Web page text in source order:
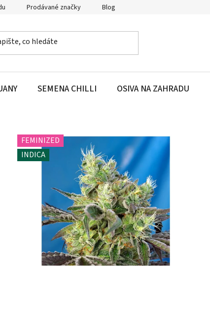
Prodávané značky Blog
SEMENA CHILLI OSIVA NA ZAHRADU
FEMINIZED
INDICA